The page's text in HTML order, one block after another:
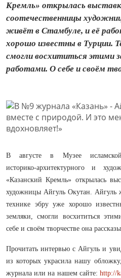
Кремль» открылась
соотечественницы
живёт в Стамбуле, и её
хорошо известны в Турции.
смогли восхититься этими
работами. О себе и своём
В августе в Музее исламской
историко‑архитектурного и
«Казанский Кремль» открылась
художницы Айгуль Окутан. Айгуль
технике эбру уже хорошо
земляки, смогли восхититься
себе и своём творчестве она
Прочитать интервью с Айгуль и
из которых украсила нашу
журнала или на нашем сайте: http://